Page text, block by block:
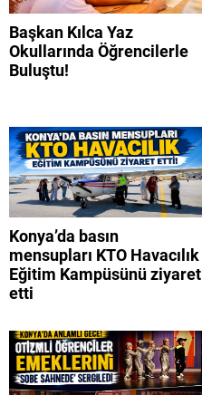
Başkan Kılca Yaz
Okullarında Öğrencilerle
Buluştu!
Konya’da basın
mensupları KTO Havacılık
Eğitim Kampüsünü ziyaret
etti